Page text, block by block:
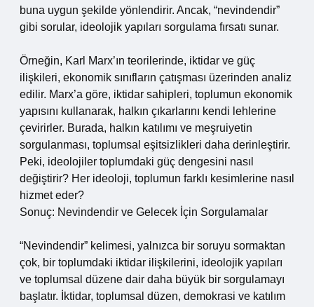
buna uygun şekilde yönlendirir. Ancak, “nevindendir”
gibi sorular, ideolojik yapıları sorgulama fırsatı sunar.
Örneğin, Karl Marx’ın teorilerinde, iktidar ve güç
ilişkileri, ekonomik sınıfların çatışması üzerinden analiz
edilir. Marx’a göre, iktidar sahipleri, toplumun ekonomik
yapısını kullanarak, halkın çıkarlarını kendi lehlerine
çevirirler. Burada, halkın katılımı ve meşruiyetin
sorgulanması, toplumsal eşitsizlikleri daha derinleştirir.
Peki, ideolojiler toplumdaki güç dengesini nasıl
değiştirir? Her ideoloji, toplumun farklı kesimlerine nasıl
hizmet eder?
Sonuç: Nevindendir ve Gelecek İçin Sorgulamalar
“Nevindendir” kelimesi, yalnızca bir soruyu sormaktan
çok, bir toplumdaki iktidar ilişkilerini, ideolojik yapıları
ve toplumsal düzene dair daha büyük bir sorgulamayı
başlatır. İktidar, toplumsal düzen, demokrasi ve katılım